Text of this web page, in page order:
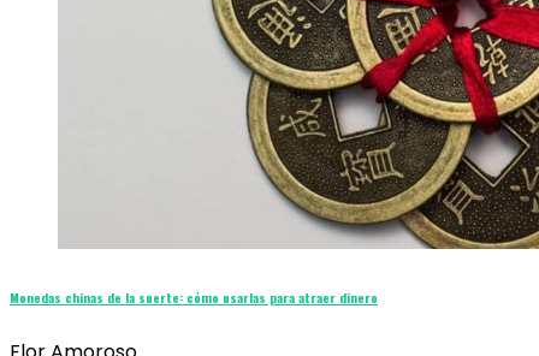
Monedas chinas de la suerte: cómo usarlas para atraer dinero